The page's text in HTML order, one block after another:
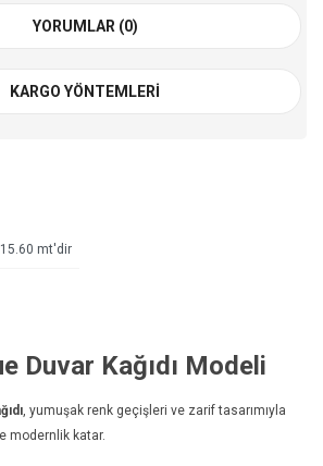
YORUMLAR (0)
KARGO YÖNTEMLERI
mt'dir
Duvar Kağıdı Modeli
, yumuşak renk geçişleri ve zarif tasarımıyla
modernlik katar.